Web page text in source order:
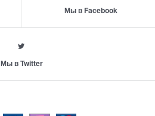
Мы в Facebook
Мы в Twitter